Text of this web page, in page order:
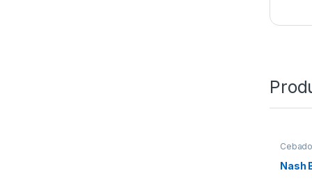
Nash